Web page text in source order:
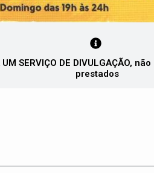
UM SERVIÇO DE
prestados